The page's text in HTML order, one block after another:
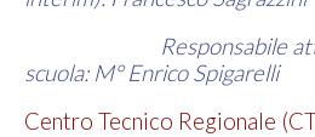
Responsabile
scuola: M° Enrico Spigarelli
Centro Tecnico Regionale